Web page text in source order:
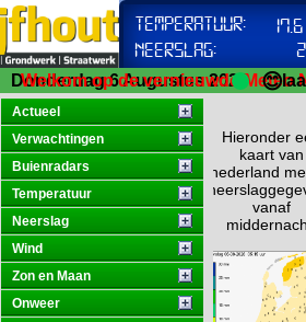
Donderdag 6 Augustus 2026
Welkom op de vernieuwde Meteo
😊
Actueel
Verwachtingen
Buienradars
Temperatuur
Neerslag
Wind
Zon en Maan
Onweer
Hieronder
kaart van
nederland
vanaf